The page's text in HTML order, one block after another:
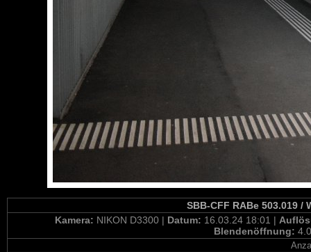
SBB-CFF RABe 503.019 /
Kamera: NIKON D3300 | Datum: 16.03.24 18:01 |
Blendenöffnung: